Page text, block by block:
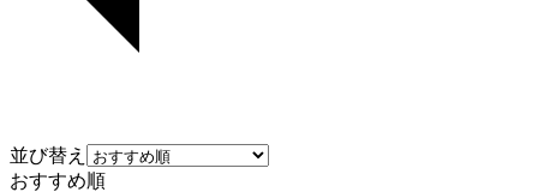
並び替え
おすすめ順